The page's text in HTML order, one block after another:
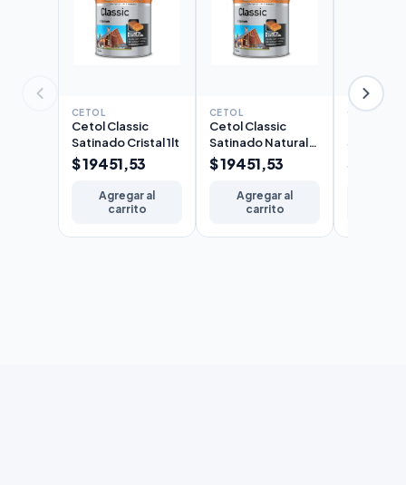
CETOL
Cetol Classic
Satinado Cristal 1lt
$ 19451,53
Agregar al
carrito
CETOL
Cetol Classic
Satinado Natural
1lt
$ 19451,53
Agregar al
carrito
CETOL
Satinado
$